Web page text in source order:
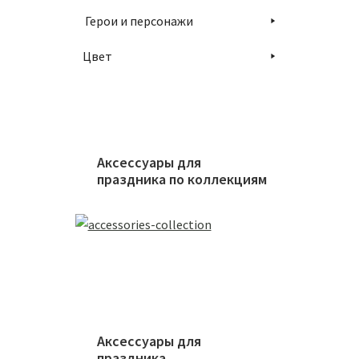
Герои и персонажи
Цвет
Аксессуары для
праздника по коллекциям
Аксессуары для